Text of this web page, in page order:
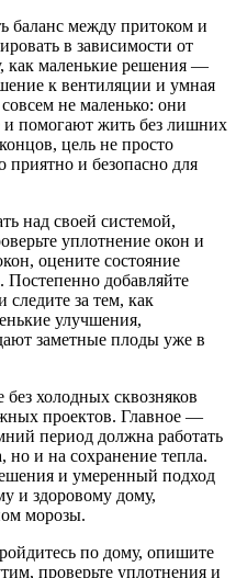
баланс между притоком и
в зависимости от
как маленькие решения —
к вентиляции и умная
не маленько: они
помогают жить без лишних
цель не просто
приятно и безопасно для
над своей системой,
уплотнение окон и
оцените состояние
добавляйте
следите за тем, как
улучшения,
заметные плоды уже в
холодных сквозняков
проектов. Главное —
период должна работать
но и на сохранение тепла.
и умеренный подход
и здоровому дому,
морозы.
по дому, опишите
проверьте уплотнения и